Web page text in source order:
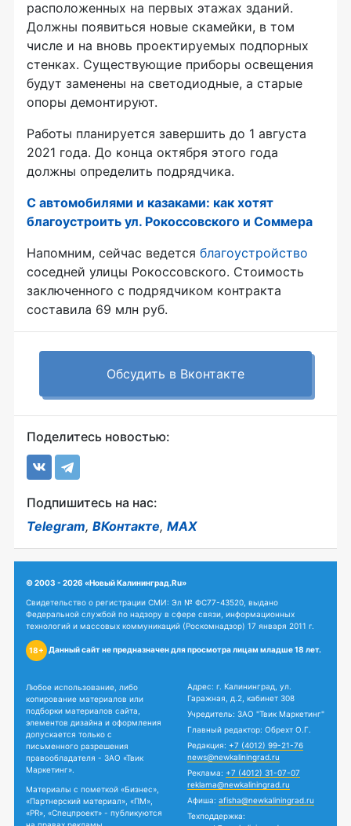
расположенных на первых этажах зданий.
Должны появиться новые скамейки, в том
числе и на вновь проектируемых подпорных
стенках. Существующие приборы освещения
будут заменены на светодиодные, а старые
опоры демонтируют.
Работы планируется завершить до 1 августа
2021 года. До конца октября этого года
должны определить подрядчика.
С автомобилями и казаками: как хотят
благоустроить ул. Рокоссовского и Соммера
Напомним, сейчас ведется благоустройство
соседней улицы Рокоссовского. Стоимость
заключенного с подрядчиком контракта
составила 69 млн руб.
Обсудить в Вконтакте
Поделитесь новостью:
Подпишитесь на нас:
Telegram, ВКонтакте, MAX
© 2003 - 2026 «Новый Калининград.Ru»
Свидетельство о регистрации СМИ: Эл № ФС77-43520, выдано
Федеральной службой по надзору в сфере связи, информационных
технологий и массовых коммуникаций (Роскомнадзор) 17 января 2011 г.
18+ Данный сайт не предназначен для просмотра лицам младше 18 лет.
Любое использование, либо
копирование материалов или
подборки материалов сайта,
элементов дизайна и оформления
допускается только с
письменного разрешения
правообладателя - ЗАО «Твик
Маркетинг».
Материалы с пометкой «Бизнес»,
«Партнерский материал», «ПМ»,
«PR», «Спецпроект» - публикуются
Адрес: г. Калининград, ул.
Гаражная, д.2, кабинет 308
Учредитель: ЗАО "Твик Маркетинг"
Главный редактор: Обрехт О.Г.
Редакция: +7 (4012) 99-21-76
news@newkaliningrad.ru
Реклама: +7 (4012) 31-07-07
reklama@newkaliningrad.ru
Афиша: afisha@newkaliningrad.ru
Техподдержка: